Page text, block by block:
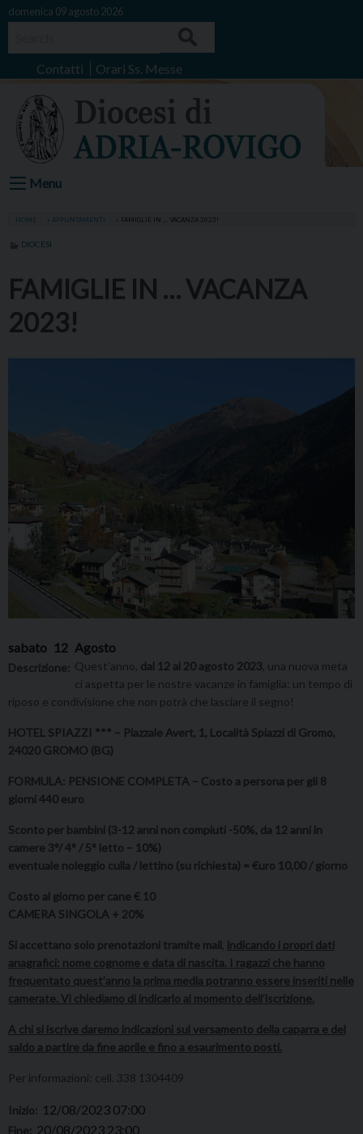
Skip
domenica 09 agosto 2026
Contatti Orari Ss. Messe
Menu
HOME APPUNTAMENTI FAMIGLIE IN … VACANZA 2023!
DIOCESI
FAMIGLIE IN … VACANZA
2023!
sabato 12 Agosto
Descrizione: Quest’anno, dal 12 al 20 agosto 2023 , una nuova meta
ci aspetta per le nostre vacanze in famiglia: un tempo di
riposo e condivisione che non potrà che lasciare il segno!
HOTEL SPIAZZI *** – Piazzale Avert, 1, Località Spiazzi di Gromo,
24020 GROMO (BG)
FORMULA: PENSIONE COMPLETA – Costo a persona per gli 8
giorni 440 euro
Sconto per bambini (3-12 anni non compiuti -50%, da 12 anni in
camere 3°/ 4° / 5° letto – 10%)
eventuale noleggio culla / lettino (su richiesta) = €uro 10,00 / giorno
Costo al giorno per cane € 10
CAMERA SINGOLA + 20%
Si accettano solo prenotazioni tramite mail indicando i propri dati
anagrafici: nome cognome e data di nascita. I ragazzi che hanno
frequentato quest’anno la prima media potranno essere inseriti nelle
camerate. Vi chiediamo di indicarlo al momento dell’iscrizione.
A chi si iscrive daremo indicazioni sul versamento della caparra e del
saldo a partire da fine aprile e fino a esaurimento posti.
Per informazioni: cell. 338 1304409
Inizio: 12/08/2023 07:00
Fine: 20/08/2023 23:00